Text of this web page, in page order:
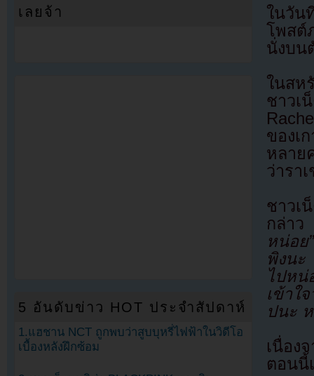
ในวัน
โพสต์
นั่งบน
ในสห
ชาวเ
ของเ
หลาย
ว่ารา
ชาวเ
กล่า
หน่อย”
พิงนะ
ไปหน่
เข้าใ
ปนะ ห
เนื่อง
ตอนนี้
เลยจ้า
5 อันดับข่าว HOT ประจำสัปดาห์
1.แฮชาน NCT ถูกพบว่าสูบบุหรี่ไฟฟ้าในวิดีโอ
เบื้องหลังฝึกซ้อม